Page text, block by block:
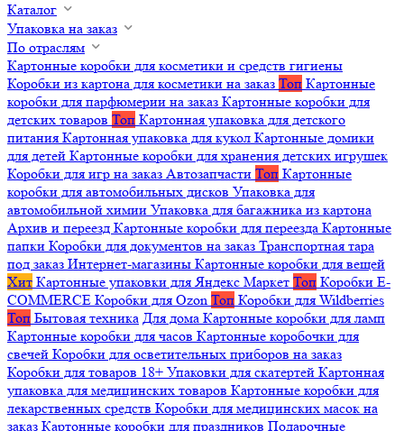
Каталог
Упаковка на заказ
По отраслям
Картонные коробки для косметики и средств гигиены
Коробки из картона для косметики на заказ Топ Картонные
коробки для парфюмерии на заказ Картонные коробки для
детских товаров Топ Картонная упаковка для детского
питания Картонная упаковка для кукол Картонные домики
для детей Картонные коробки для хранения детских игрушек
Коробки для игр на заказ Автозапчасти Топ Картонные
коробки для автомобильных дисков Упаковка для
автомобильной химии Упаковка для багажника из картона
Архив и переезд Картонные коробки для переезда Картонные
папки Коробки для документов на заказ Транспортная тара
под заказ Интернет-магазины Картонные коробки для вещей
Хит Картонные упаковки для Яндекс Маркет Топ Коробки E-
COMMERCE Коробки для Ozon Топ Коробки для Wildberries
Топ Бытовая техника Для дома Картонные коробки для ламп
Картонные коробки для часов Картонные коробочки для
свечей Коробки для осветительных приборов на заказ
Коробки для товаров 18+ Упаковки для скатертей Картонная
упаковка для медицинских товаров Картонные коробки для
лекарственных средств Коробки для медицинских масок на
заказ Картонные коробки для праздников Подарочные